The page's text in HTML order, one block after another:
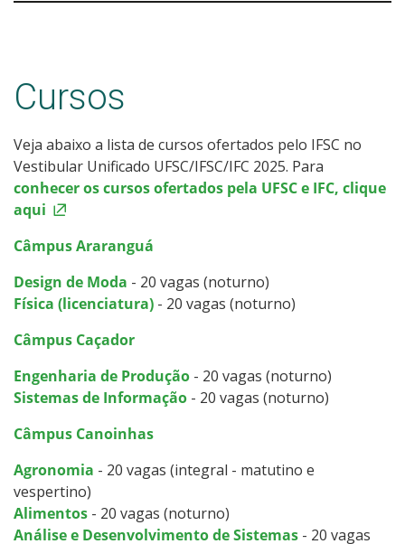
Cursos
Veja abaixo a lista de cursos ofertados pelo IFSC no
Vestibular Unificado UFSC/IFSC/IFC 2025. Para
conhecer os cursos ofertados pela UFSC e IFC, clique
aqui
Câmpus Araranguá
Design de Moda - 20 vagas (noturno)
Física (licenciatura) - 20 vagas (noturno)
Câmpus Caçador
Engenharia de Produção - 20 vagas (noturno)
Sistemas de Informação - 20 vagas (noturno)
Câmpus Canoinhas
Agronomia - 20 vagas (integral - matutino e
vespertino)
Alimentos - 20 vagas (noturno)
Análise e Desenvolvimento de Sistemas - 20 vagas